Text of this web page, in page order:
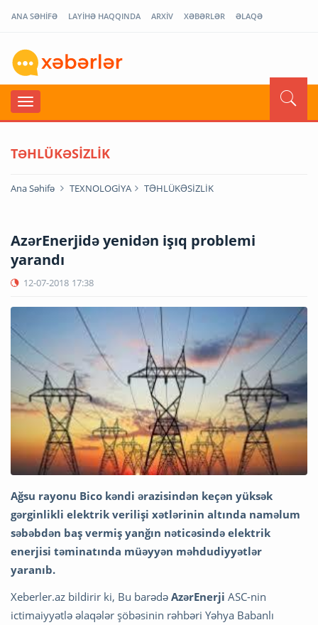
ANA SƏHİFƏ LAYİHƏ HAQQINDA ARXİV XƏBƏRLƏR ƏLAQƏ
TƏHLÜKƏSİZLİK
Ana Səhifə TEXNOLOGİYA TƏHLÜKƏSİZLİK
AzərEnerjidə yenidən işıq problemi
yarandı
12-07-2018 17:38
Ağsu rayonu Bico kəndi ərazisindən keçən yüksək
gərginlikli elektrik verilişi xətlərinin altında naməlum
səbəbdən baş vermiş yanğın nəticəsində elektrik
enerjisi təminatında müəyyən məhdudiyyətlər
yaranıb.
Xeberler.az bildirir ki, Bu barədə AzərEnerji ASC-nin
ictimaiyyətlə əlaqələr şöbəsinin rəhbəri Yəhya Babanlı